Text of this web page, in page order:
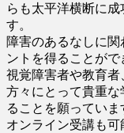
らも太平洋横断に
す。
障害のあるなしに
ントを得ることがで
視覚障害者や教育
方々にとって貴重
ることを願っていま
オンライン受講も可